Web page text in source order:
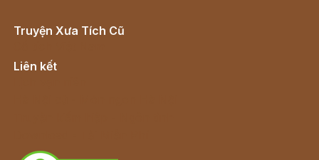
Truyện Xưa Tích Cũ
Liên kết